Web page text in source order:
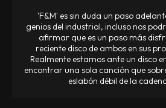
'F&M' es sin duda un paso
genios del industrial, incluso nos
afirmar que es un paso más
reciente disco de ambos en sus
Realmente estamos ante un disco
encontrar una sola canción que
eslabón débil de la